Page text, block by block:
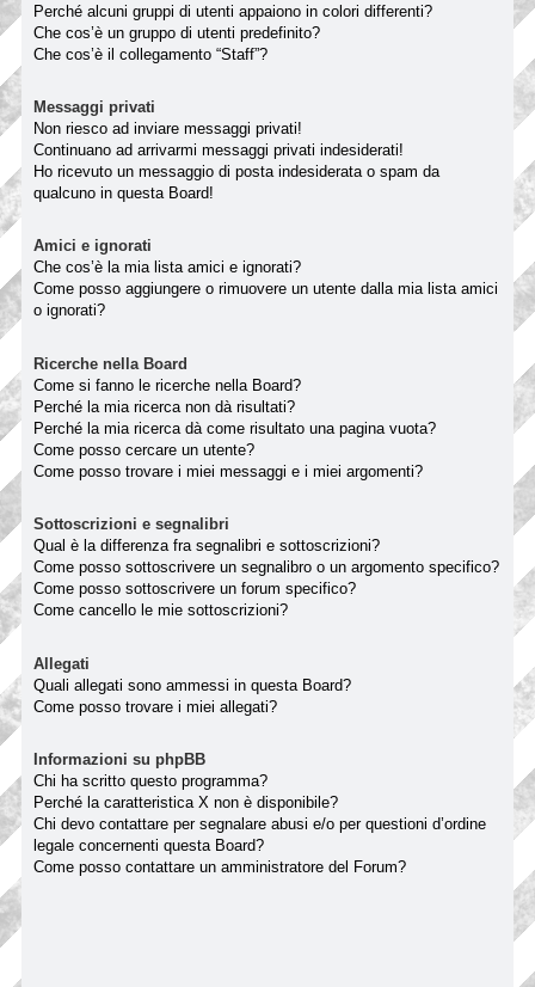
Perché alcuni gruppi di utenti appaiono in colori differenti?
Che cos’è un gruppo di utenti predefinito?
Che cos’è il collegamento “Staff”?
Messaggi privati
Non riesco ad inviare messaggi privati!
Continuano ad arrivarmi messaggi privati indesiderati!
Ho ricevuto un messaggio di posta indesiderata o spam da
qualcuno in questa Board!
Amici e ignorati
Che cos’è la mia lista amici e ignorati?
Come posso aggiungere o rimuovere un utente dalla mia lista amici
o ignorati?
Ricerche nella Board
Come si fanno le ricerche nella Board?
Perché la mia ricerca non dà risultati?
Perché la mia ricerca dà come risultato una pagina vuota?
Come posso cercare un utente?
Come posso trovare i miei messaggi e i miei argomenti?
Sottoscrizioni e segnalibri
Qual è la differenza fra segnalibri e sottoscrizioni?
Come posso sottoscrivere un segnalibro o un argomento specifico?
Come posso sottoscrivere un forum specifico?
Come cancello le mie sottoscrizioni?
Allegati
Quali allegati sono ammessi in questa Board?
Come posso trovare i miei allegati?
Informazioni su phpBB
Chi ha scritto questo programma?
Perché la caratteristica X non è disponibile?
Chi devo contattare per segnalare abusi e/o per questioni d’ordine
legale concernenti questa Board?
Come posso contattare un amministratore del Forum?